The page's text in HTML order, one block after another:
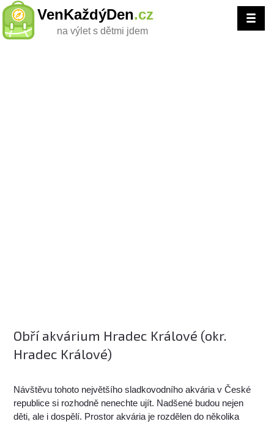
VenKaždýDen.cz
na výlet s dětmi jdem
Obří akvárium Hradec Králové (okr.
Hradec Králové)
Návštěvu tohoto největšího sladkovodního akvária v České
republice si rozhodně nenechte ujít. Nadšené budou nejen
děti, ale i dospělí. Prostor akvária je rozdělen do několika